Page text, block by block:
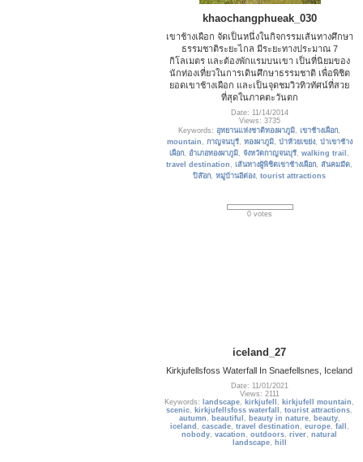
khaochangphueak_030
เขาช้างเผือก จัดเป็นหนึ่งในกิจกรรมเส้นทางศึกษา
ธรรมชาติระยะไกล มีระยะทางประมาณ 7
กิโลเมตร และต้องพักแรมบนเขา เป็นที่นิยมของ
นักท่องเที่ยวในการเดินศึกษาธรรมชาติ เพื่อพิชิต
ยอดเขาช้างเผือก และเป็นจุดชมวิวทิวทัศน์ที่สวย
ที่สุดในภาคตะวันตก
Date: 11/14/2014
Views: 3735
Keywords: อุทยานแห่งชาติทองผาภูมิ,เขาช้างเผือก,
mountain , กาญจนบุรี, ทองผาภูมิ, ป่าห้วยเขย่ง, ป่าเขาช้าง
เผือก, อำเภอทองผาภูมิ,จังหวัดกาญจนบุรี,walking trail ,
travel destination ,เส้นทางผู้พิชิตเขาช้างเผือก,สันคมมีด,
ปิล๊อก,หมู่บ้านอีต่อง,tourist attractions
0 votes
iceland_27
Kirkjufellsfoss Waterfall In Snaefellsnes, Iceland
Date: 11/01/2021
Views: 2111
Keywords:
landscape, kirkjufell , kirkjufell mountain ,
scenic, kirkjufellsfoss waterfall ,tourist attractions,
autumn , beautiful , beauty in nature, beauty,
iceland , cascade, travel destination , europe, fall ,
nobody,vacation ,outdoors,river,natural
landscape, hill